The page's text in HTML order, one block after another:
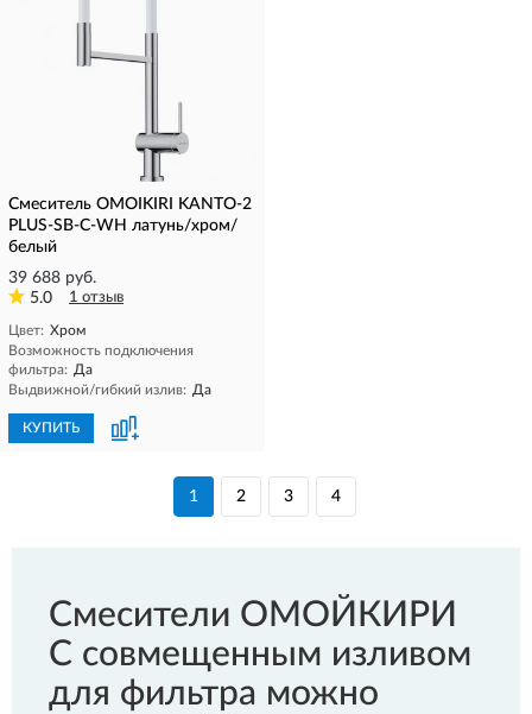
Смеситель OMOIKIRI KANTO-2
PLUS-SB-C-WH латунь/хром/
белый
39 688 руб.
5.0
1 отзыв
Цвет: Хром
Возможность подключения
фильтра: Да
Выдвижной/гибкий излив: Да
КУПИТЬ
1 2 3 4
Смесители ОМОЙКИРИ
С совмещенным изливом
для фильтра можно